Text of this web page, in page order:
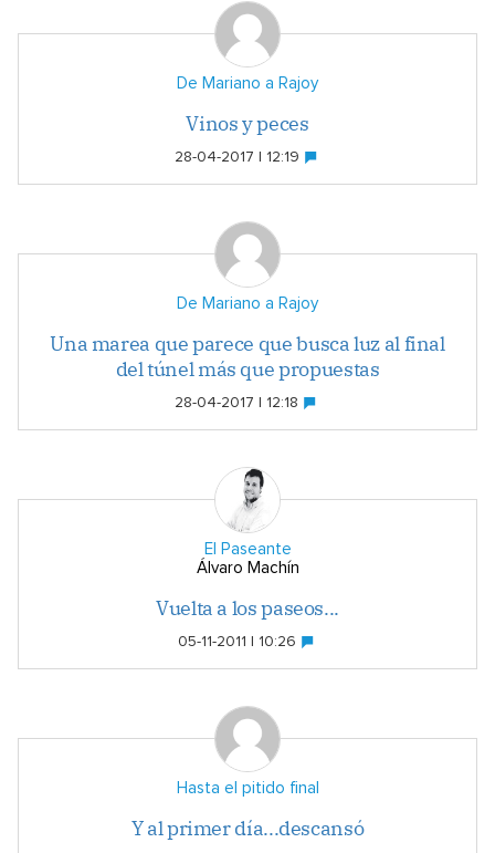
De Mariano a Rajoy
Vinos y peces
28-04-2017 | 12:19
De Mariano a Rajoy
Una marea que parece que busca luz al final
del túnel más que propuestas
28-04-2017 | 12:18
El Paseante
Álvaro Machín
Vuelta a los paseos...
05-11-2011 | 10:26
Hasta el pitido final
Y al primer día...descansó